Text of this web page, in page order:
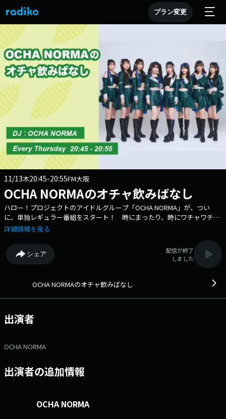
プラン変更
11/13木20:45-20:55FM大阪
OCHA NORMAのオチャ飲みばなし
ハロー！プロジェクトのアイドルグループ「OCHA NORMA」が、つい
に、単独レギュラー番組をスタート！ 時にまったり、時にワチャワチャ
したトークで、お疲れ気味な木曜日の夜を楽しく癒します。
詳細情報を見る
シェア
配信が終了
しました
OCHA NORMAのオチャ飲みばなし
出演者
OCHA NORMA
出演者の追加情報
OCHA NORMA